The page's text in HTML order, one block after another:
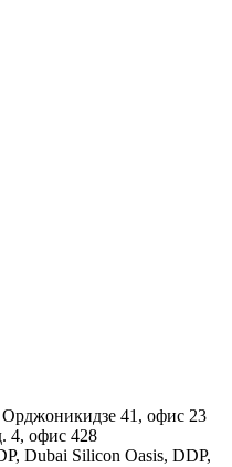
Орджоникидзе 41, офис 23
4, офис 428
Dubai Silicon Oasis, DDP,